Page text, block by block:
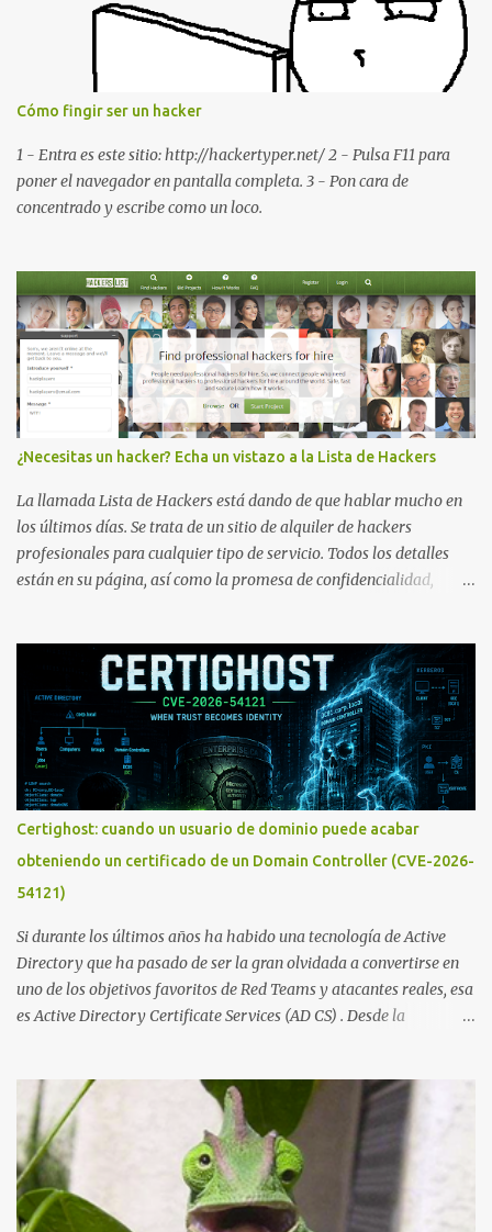
de software PDA y de firmware *#*#232337#*#* : Muestra la
dirección Bluetooth del smartphone *#*#232338#*#* : Muestra
la dirección MAC del la tarjeta WiFi del dispositivo *#*#2663#*#*
: Visualiza la versión de la pantalla táctil del smartphone
*#*#3264#*#* : Muestra que versión de memoria RAM está
disponible en el smartphone o la tablet *#*#34971539#*#* :
Visualiza la información detallada d...
Cómo fingir ser un hacker
1 - Entra es este sitio: http://hackertyper.net/ 2 - Pulsa F11 para
poner el navegador en pantalla completa. 3 - Pon cara de
concentrado y escribe como un loco.
¿Necesitas un hacker? Echa un vistazo a la Lista de Hackers
La llamada Lista de Hackers está dando de que hablar mucho en
los últimos días. Se trata de un sitio de alquiler de hackers
profesionales para cualquier tipo de servicio. Todos los detalles
están en su página, así como la promesa de confidencialidad,
contratados desde la plataforma. En el sitio se asegura de que
Lista de Hackers, con identidades desconocidas, fue creada para un
"uso legal y ético", y sin embargo existen propuestas de dudosa
ética como para entrar en cuentas de Gmail o WhatsApp,
comprometer bases de datos o cambiar notas de cursos. La Lista
de Hackers, que atrajo la atención mundial después de un informe
publicado en The New York Times, trabaja al estilo "llave en
mano". El cliente presenta la propuesta, recibe ofertas para prestar
el servicio y la garantía de los promotores del sitio de que el
demandado cumple con ...
Certighost: cuando un usuario de dominio puede acabar
obteniendo un certificado de un Domain Controller (CVE-2026-
54121)
Si durante los últimos años ha habido una tecnología de Active
Directory que ha pasado de ser la gran olvidada a convertirse en
uno de los objetivos favoritos de Red Teams y atacantes reales, esa
es Active Directory Certificate Services (AD CS) . Desde la
Kerberoasting o un abuso de delegaciones. Ahora llega una nueva
vulnerabilidad bautizada como Certighost (CVE-2026-54121) , una
elevación de privilegios que afecta a Microsoft Active Directory
Certificate Services y que, según Microsoft, permite que un usuario
autenticado eleve privilegios a través de la red debido a un
problema de autorización. La vulnerabilidad ha recibido una